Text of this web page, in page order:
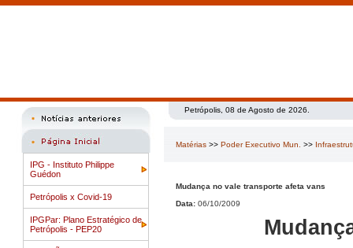
IPG - Instituto Philippe
Guédon
Petrópolis x Covid-19
IPGPar: Plano Estratégico de
Petrópolis - PEP20
Petrópolis, 08 de Agosto de 2026.
Matérias >> Poder Executivo Mun. >>
Mudança no vale transporte afeta vans
Data: 06/10/2009